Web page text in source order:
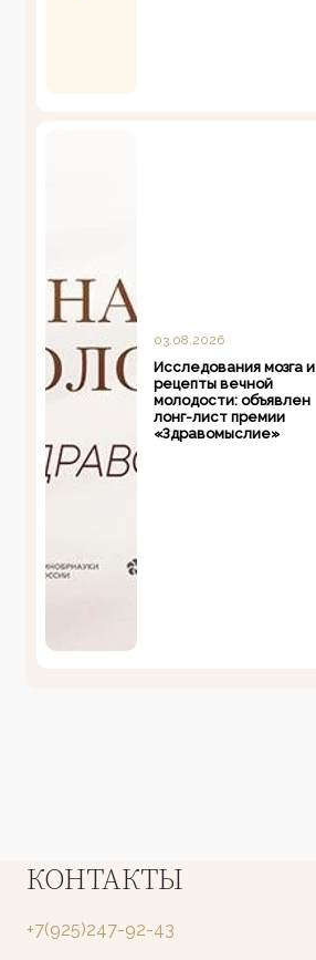
03.08.2026
Исследования мозга и
рецепты вечной
молодости: объявлен
лонг-лист премии
«Здравомыслие»
КОНТАКТЫ
+7(925)247-92-43